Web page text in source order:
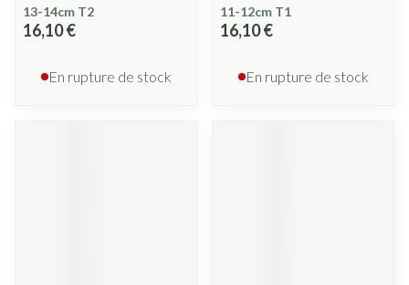
13-14cm T2
16,10 €
En rupture de stock
11-12cm T1
16,10 €
En rupture de stock